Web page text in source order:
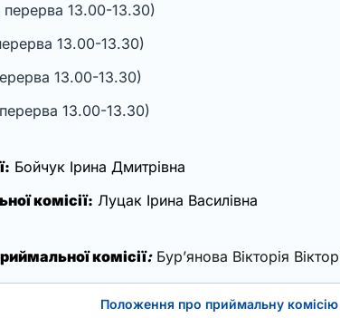
перерва 13.00-13.30)
13.00-13.30)
13.00-13.30)
13.00-13.30)
Бойчук Ірина Дмитрівна
комісії: Луцак Ірина Василівна
комісії: Бур’янова Вікторія
Положення про приймальну комісію